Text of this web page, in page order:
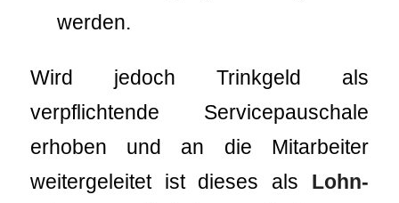
werden.
Wird jedoch Trinkgeld als
verpflichtende Servicepauschale
erhoben und an die Mitarbeiter
weitergeleitet ist dieses als Lohn-